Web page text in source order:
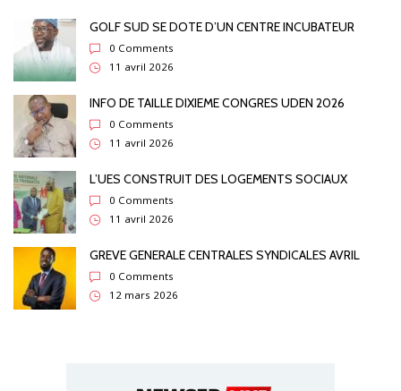
GOLF SUD SE DOTE D’UN CENTRE INCUBATEUR
0 Comments
11 avril 2026
INFO DE TAILLE DIXIEME CONGRES UDEN 2026
0 Comments
11 avril 2026
L’UES CONSTRUIT DES LOGEMENTS SOCIAUX
0 Comments
11 avril 2026
GREVE GENERALE CENTRALES SYNDICALES AVRIL
0 Comments
12 mars 2026